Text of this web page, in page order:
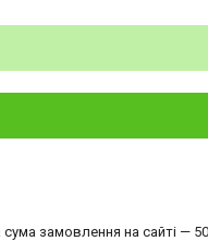
сума замовлення на сайті —